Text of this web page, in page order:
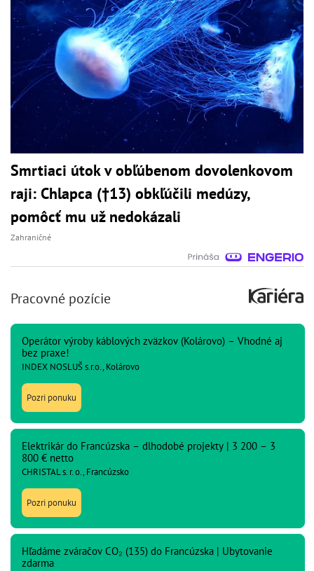
Smrtiaci útok v obľúbenom dovolenkovom
raji: Chlapca (†13) obkľúčili medúzy,
pomôcť mu už nedokázali
Zahraničné
Pracovné pozície
Operátor výroby káblových zväzkov (Kolárovo) – Vhodné aj
bez praxe!
INDEX NOSLUŠ s.r.o., Kolárovo
Pozri ponuku
Elektrikár do Francúzska – dlhodobé projekty | 3 200 – 3
800 € netto
CHRISTAL s. r. o., Francúzsko
Pozri ponuku
Hľadáme zváračov CO₂ (135) do Francúzska | Ubytovanie
zdarma